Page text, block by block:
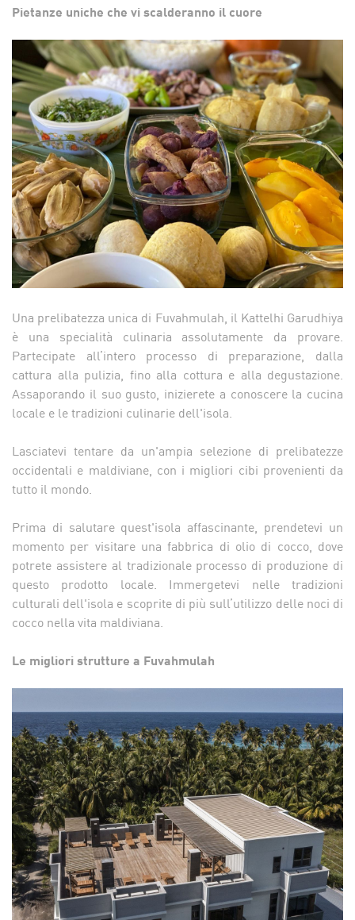
Pietanze uniche che vi scalderanno il cuore
Una prelibatezza unica di Fuvahmulah, il Kattelhi Garudhiya
è una specialità culinaria assolutamente da provare.
Partecipate all’intero processo di preparazione, dalla
cattura alla pulizia, fino alla cottura e alla degustazione.
Assaporando il suo gusto, inizierete a conoscere la cucina
locale e le tradizioni culinarie dell'isola.
Lasciatevi tentare da un'ampia selezione di prelibatezze
occidentali e maldiviane, con i migliori cibi provenienti da
tutto il mondo.
Prima di salutare quest'isola affascinante, prendetevi un
momento per visitare una fabbrica di olio di cocco, dove
potrete assistere al tradizionale processo di produzione di
questo prodotto locale. Immergetevi nelle tradizioni
culturali dell'isola e scoprite di più sull’utilizzo delle noci di
cocco nella vita maldiviana.
Le migliori strutture a Fuvahmulah